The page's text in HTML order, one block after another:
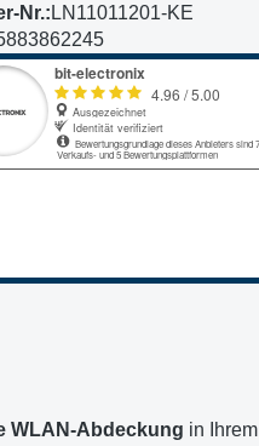
Nr.: LN11011201-KE
WLAN-Abdeckung in